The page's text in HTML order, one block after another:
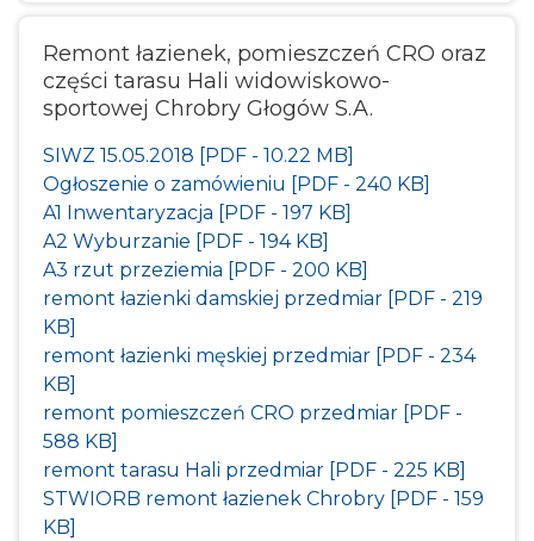
Remont łazienek, pomieszczeń CRO oraz
części tarasu Hali widowiskowo-
sportowej Chrobry Głogów S.A.
SIWZ 15.05.2018 [PDF - 10.22 MB]
Ogłoszenie o zamówieniu [PDF - 240 KB]
A1 Inwentaryzacja [PDF - 197 KB]
A2 Wyburzanie [PDF - 194 KB]
A3 rzut przeziemia [PDF - 200 KB]
remont łazienki damskiej przedmiar [PDF - 219
KB]
remont łazienki męskiej przedmiar [PDF - 234
KB]
remont pomieszczeń CRO przedmiar [PDF -
588 KB]
remont tarasu Hali przedmiar [PDF - 225 KB]
STWIORB remont łazienek Chrobry [PDF - 159
KB]